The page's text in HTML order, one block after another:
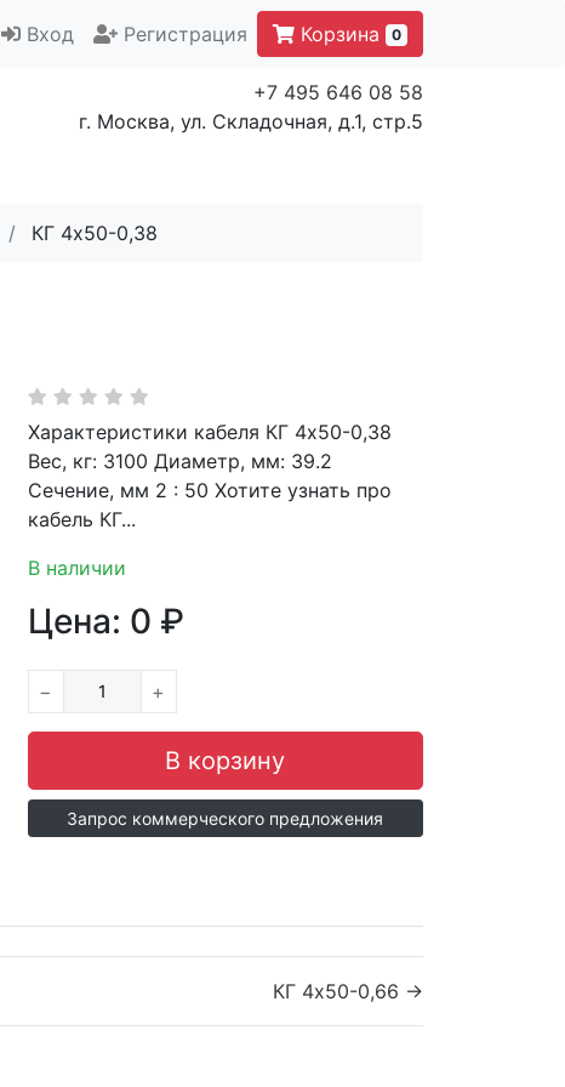
Вход Регистрация Корзина 0
+7 495 646 08 58
г. Москва, ул. Складочная, д.1, стр.5
КГ 4х50-0,38
Характеристики кабеля КГ 4х50-0,38
Вес, кг: 3100 Диаметр, мм: 39.2
Сечение, мм 2 : 50 Хотите узнать про
кабель КГ...
В наличии
Цена: 0 ₽
− +
Запрос коммерческого предложения
КГ 4х50-0,66 →